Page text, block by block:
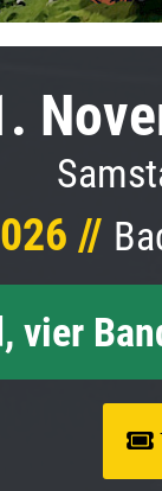
//
vier